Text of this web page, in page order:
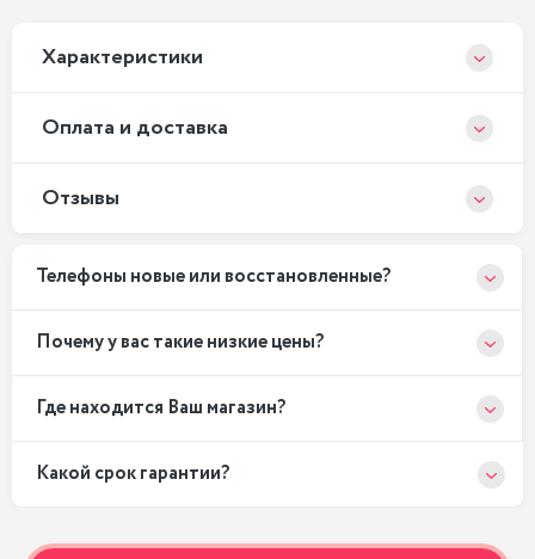
Xарактеристики
Оплата и доставка
Отзывы
Телефоны новые или восстановленные?
Почему у вас такие низкие цены?
Где находится Ваш магазин?
Какой срок гарантии?